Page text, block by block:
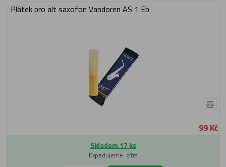
Plátek pro alt saxofon Vandoren AS 1 Eb
99 Kč
Skladem 17 ks
Expedujeme: zítra